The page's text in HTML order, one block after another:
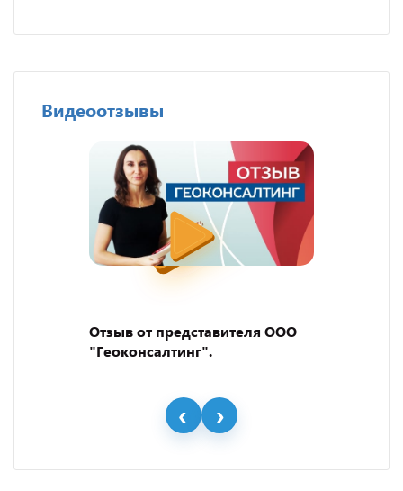
Видеоотзывы
Отзыв от представителя ООО
"Геоконсалтинг".